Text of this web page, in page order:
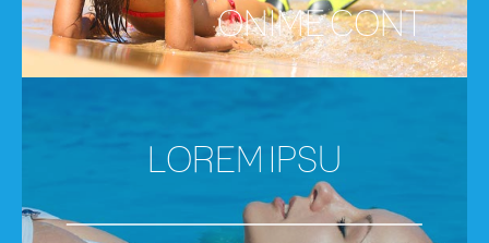
ONIME CONT
LOREM IPSU